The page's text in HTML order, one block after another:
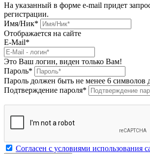
На указанный в форме e-mail придет
регистрации.
Имя/Ник*
Отображается на сайте
E-Mail*
Это Ваш логин, виден только Вам!
Пароль*
Пароль должен быть не менее 6 символов
Подтверждение пароля*
Согласен с условиями использования